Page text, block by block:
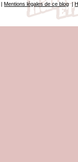
|Mentions légales de ce blog|